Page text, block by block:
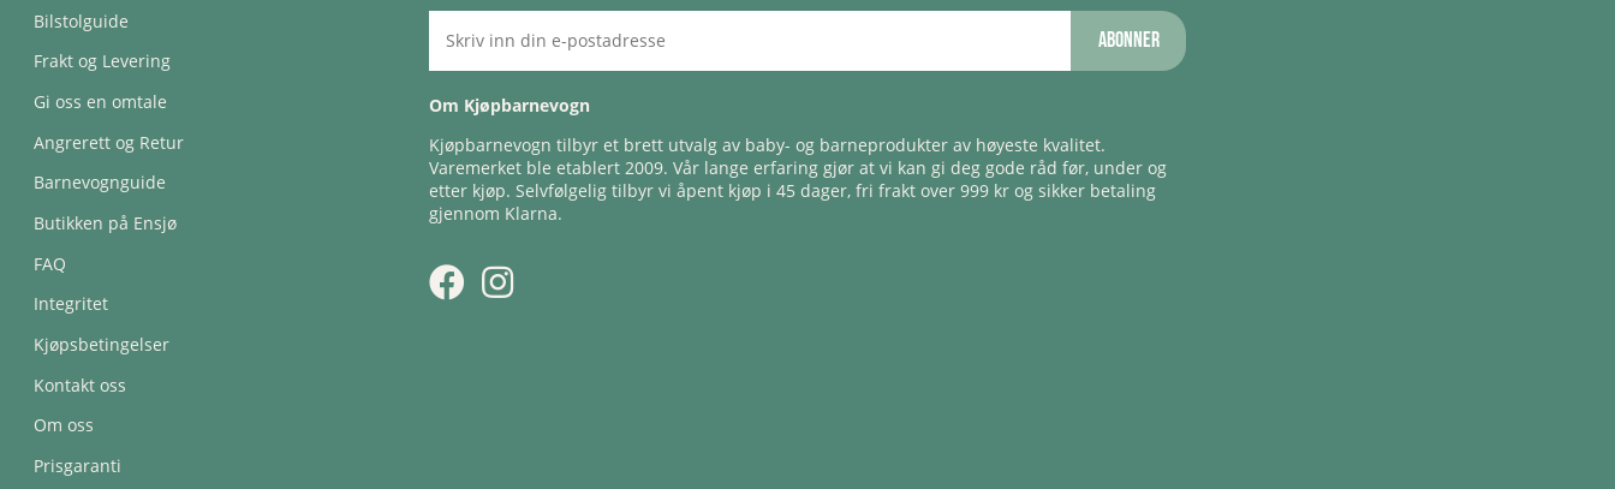
Bilstolguide
Frakt og Levering
Gi oss en omtale
Angrerett og Retur
Barnevognguide
Butikken på Ensjø
FAQ
Integritet
Kjøpsbetingelser
Kontakt oss
Om oss
Prisgaranti
Abonner
Om Kjøpbarnevogn
Kjøpbarnevogn tilbyr et brett utvalg av baby- og barneprodukter av høyeste kvalitet.
Varemerket ble etablert 2009. Vår lange erfaring gjør at vi kan gi deg gode råd før, under og
etter kjøp. Selvfølgelig tilbyr vi åpent kjøp i 45 dager, fri frakt over 999 kr og sikker betaling
gjennom Klarna.